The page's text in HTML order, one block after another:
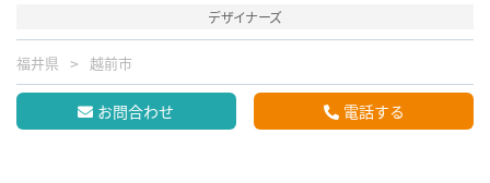
デザイナーズ
福井県 越前市
お問合わせ 電話する